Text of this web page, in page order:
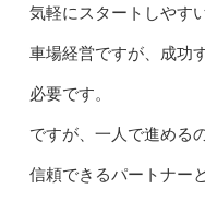
気軽にスタートしやす
車場経営ですが、成功
必要です。
ですが、一人で進める
信頼できるパートナー